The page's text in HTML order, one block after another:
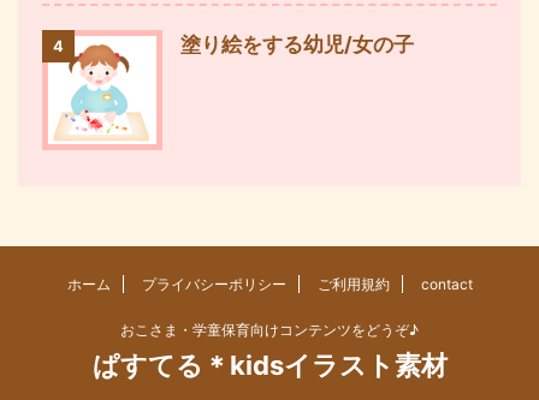
4 塗り絵をする幼児/女の子
ホーム プライバシーポリシー ご利用規約 contact
おこさま・学童保育向けコンテンツをどうぞ♪
ぱすてる＊kidsイラスト素材